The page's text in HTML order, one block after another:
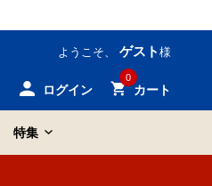
ようこそ、 ゲスト 様
ログイン
0
カート
特集